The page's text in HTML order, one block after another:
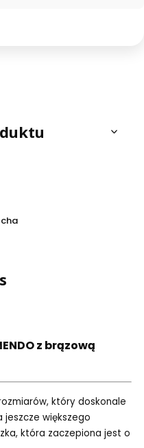
z brązową
który doskonale
jeszcze większego
która zaczepiona jest o